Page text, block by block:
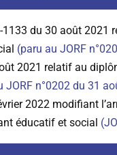
1133 du 30 août 2021
(paru au JORF
2021 relatif au
JORF n°0202 du 31
2022 modifiant
éducatif et social